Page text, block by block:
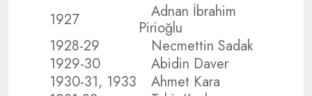
1927
Adnan İbrahim
Pirioğlu
1928-29
Necmettin Sadak
1929-30
Abidin Daver
1930-31, 1933
Ahmet Kara